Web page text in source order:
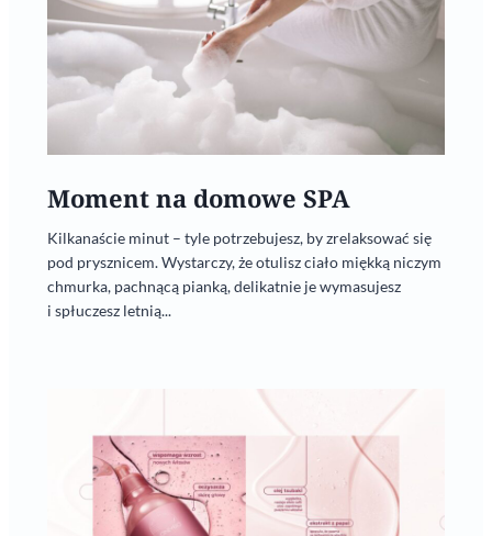
Moment na domowe SPA
Kilkanaście minut – tyle potrzebujesz, by zrelaksować się
pod prysznicem. Wystarczy, że otulisz ciało miękką niczym
chmurka, pachnącą pianką, delikatnie je wymasujesz
i spłuczesz letnią...